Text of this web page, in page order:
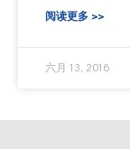
阅读更多 >>
六月 13, 2016